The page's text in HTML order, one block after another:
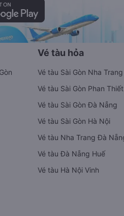
Vé tàu hỏa
Vé tàu Sài Gòn Nha Trang
Vé tàu Sài Gòn Phan Thiết
Vé tàu Sài Gòn Đà Nẵng
Vé tàu Sài Gòn Hà Nội
Vé tàu Nha Trang Đà
Vé tàu Đà Nẵng Huế
Vé tàu Hà Nội Vinh